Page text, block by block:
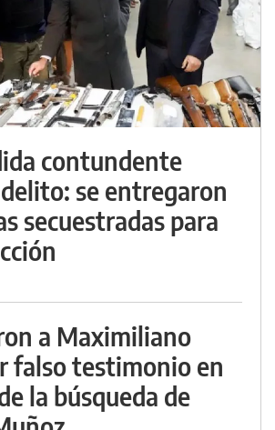
contundente
se entregaron
secuestradas para
a Maximiliano
falso testimonio en
la búsqueda de